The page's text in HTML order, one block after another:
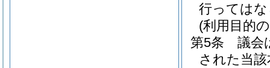
行っては
(利用目的
第5条
議会
された当